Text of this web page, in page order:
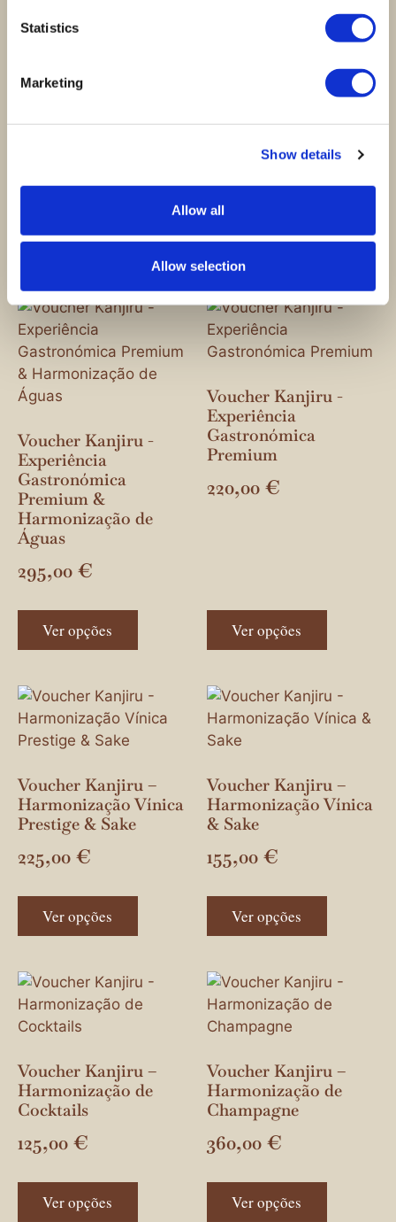
Statistics
Marketing
Show details
Allow all
Allow selection
Gastronómica
Harmonização de
580,00€
Ver opções
Harmonização de
Bebidas sem Álcool
305,00€
Ver opções
Voucher Kanjiru -
Experiência
Gastronómica
Premium &
Harmonização de
Águas
295,00 €
Ver opções
Voucher Kanjiru -
Experiência
Gastronómica
Premium
220,00 €
Ver opções
Voucher Kanjiru –
Harmonização Vínica
Prestige & Sake
225,00 €
Ver opções
Voucher Kanjiru –
Harmonização Vínica
& Sake
155,00 €
Ver opções
Voucher Kanjiru –
Harmonização de
Cocktails
125,00 €
Ver opções
Voucher Kanjiru –
Harmonização de
Champagne
360,00 €
Ver opções